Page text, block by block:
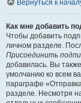
Вернуться к
Как мне добавить
Чтобы добавить
личном разделе.
Присоединить
добавилась. Вы
умолчанию ко всем
параграфе
разделе. Несмотря